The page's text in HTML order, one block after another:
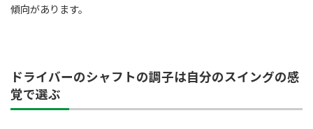
傾向があります。
ドライバーのシャフトの調子は自分のスイングの感
覚で選ぶ